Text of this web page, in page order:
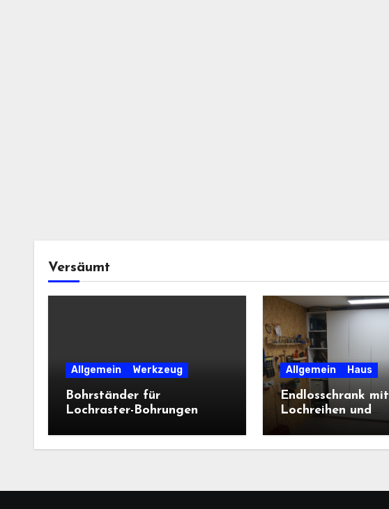
Versäumt
Allgemein Werkzeug
Bohrständer für
Lochraster-Bohrungen
Allgemein Haus
Endlosschrank mit
Lochreihen und